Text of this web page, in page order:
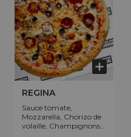
REGINA
Sauce tomate,
Mozzarella, Chorizo de
volaille, Champignons,